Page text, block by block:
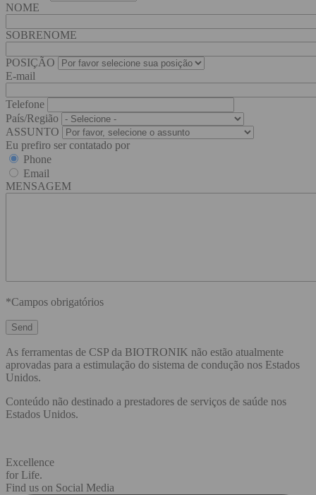
NOME
SOBRENOME
POSIÇÃO
E-mail
Telefone
País/Região
ASSUNTO
Eu prefiro ser contatado por
Phone
Email
MENSAGEM
*Campos obrigatórios
As ferramentas de CSP da BIOTRONIK não estão atualmente
aprovadas para a estimulação do sistema de condução nos Estados
Unidos.
Conteúdo não destinado a prestadores de serviços de saúde nos
Estados Unidos.
Excellence
for Life.
Find us on Social Media